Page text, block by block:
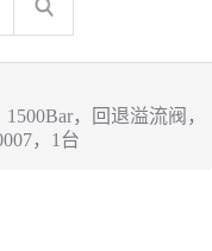
，回退溢流阀，
，1台